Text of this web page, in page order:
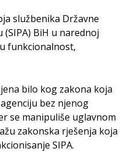
službenika Državne
BiH u narednoj
funkcionalnost,
bilo kog zakona koja
bez njenog
se manipuliše uglavnom
zakonska rješenja koja
SIPA.